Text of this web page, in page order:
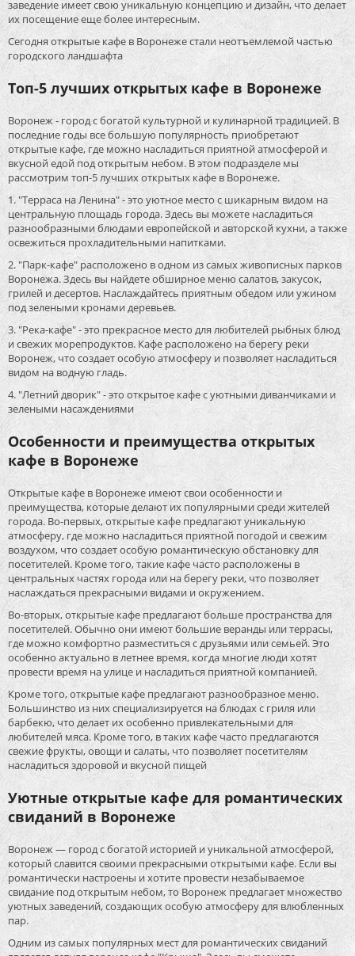
заведение имеет свою уникальную концепцию и дизайн, что делает
их посещение еще более интересным.
Сегодня открытые кафе в Воронеже стали неотъемлемой частью
городского ландшафта
Топ-5 лучших открытых кафе в Воронеже
Воронеж - город с богатой культурной и кулинарной традицией. В
последние годы все большую популярность приобретают
открытые кафе, где можно насладиться приятной атмосферой и
вкусной едой под открытым небом. В этом подразделе мы
рассмотрим топ-5 лучших открытых кафе в Воронеже.
1. "Терраса на Ленина" - это уютное место с шикарным видом на
центральную площадь города. Здесь вы можете насладиться
разнообразными блюдами европейской и авторской кухни, а также
освежиться прохладительными напитками.
2. "Парк-кафе" расположено в одном из самых живописных парков
Воронежа. Здесь вы найдете обширное меню салатов, закусок,
грилей и десертов. Наслаждайтесь приятным обедом или ужином
под зелеными кронами деревьев.
3. "Река-кафе" - это прекрасное место для любителей рыбных блюд
и свежих морепродуктов. Кафе расположено на берегу реки
Воронеж, что создает особую атмосферу и позволяет насладиться
видом на водную гладь.
4. "Летний дворик" - это открытое кафе с уютными диванчиками и
зелеными насаждениями
Особенности и преимущества открытых
кафе в Воронеже
Открытые кафе в Воронеже имеют свои особенности и
преимущества, которые делают их популярными среди жителей
города. Во-первых, открытые кафе предлагают уникальную
атмосферу, где можно насладиться приятной погодой и свежим
воздухом, что создает особую романтическую обстановку для
посетителей. Кроме того, такие кафе часто расположены в
центральных частях города или на берегу реки, что позволяет
наслаждаться прекрасными видами и окружением.
Во-вторых, открытые кафе предлагают больше пространства для
посетителей. Обычно они имеют большие веранды или террасы,
где можно комфортно разместиться с друзьями или семьей. Это
особенно актуально в летнее время, когда многие люди хотят
провести время на улице и насладиться приятной компанией.
Кроме того, открытые кафе предлагают разнообразное меню.
Большинство из них специализируется на блюдах с гриля или
барбекю, что делает их особенно привлекательными для
любителей мяса. Кроме того, в таких кафе часто предлагаются
свежие фрукты, овощи и салаты, что позволяет посетителям
насладиться здоровой и вкусной пищей
Уютные открытые кафе для романтических
свиданий в Воронеже
Воронеж — город с богатой историей и уникальной атмосферой,
который славится своими прекрасными открытыми кафе. Если вы
романтически настроены и хотите провести незабываемое
свидание под открытым небом, то Воронеж предлагает множество
уютных заведений, создающих особую атмосферу для влюбленных
пар.
Одним из самых популярных мест для романтических свиданий